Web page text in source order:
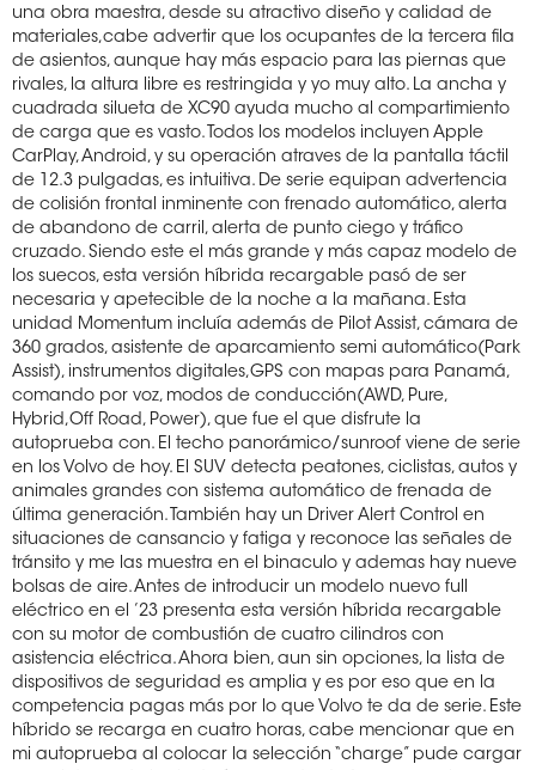
una obra maestra, desde su atractivo diseño y calidad de
materiales,cabe advertir que los ocupantes de la tercera fila
de asientos, aunque hay más espacio para las piernas que
rivales, la altura libre es restringida y yo muy alto. La ancha y
cuadrada silueta de XC90 ayuda mucho al compartimiento
de carga que es vasto. Todos los modelos incluyen Apple
CarPlay, Android, y su operación atraves de la pantalla táctil
de 12.3 pulgadas, es intuitiva. De serie equipan advertencia
de colisión frontal inminente con frenado automático, alerta
de abandono de carril, alerta de punto ciego y tráfico
cruzado. Siendo este el más grande y más capaz modelo de
los suecos, esta versión híbrida recargable pasó de ser
necesaria y apetecible de la noche a la mañana. Esta
unidad Momentum incluía además de Pilot Assist, cámara de
360 grados, asistente de aparcamiento semi automático(Park
Assist), instrumentos digitales,GPS con mapas para Panamá,
comando por voz, modos de conducción(AWD, Pure,
Hybrid,Off Road, Power), que fue el que disfrute la
autoprueba con. El techo panorámico/sunroof viene de serie
en los Volvo de hoy. El SUV detecta peatones, ciclistas, autos y
animales grandes con sistema automático de frenada de
última generación. También hay un Driver Alert Control en
situaciones de cansancio y fatiga y reconoce las señales de
tránsito y me las muestra en el binaculo y ademas hay nueve
bolsas de aire. Antes de introducir un modelo nuevo full
eléctrico en el ’23 presenta esta versión híbrida recargable
con su motor de combustión de cuatro cilindros con
asistencia eléctrica. Ahora bien, aun sin opciones, la lista de
dispositivos de seguridad es amplia y es por eso que en la
competencia pagas más por lo que Volvo te da de serie. Este
híbrido se recarga en cuatro horas, cabe mencionar que en
mi autoprueba al colocar la selección “charge” pude cargar